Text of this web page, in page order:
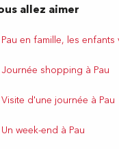
allez aimer
Pau en famille, les
Journée shopping à Pau
Visite d'une journée à Pau
Un week-end à Pau